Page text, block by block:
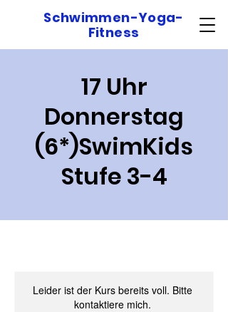
Schwimmen-Yoga-
Fitness
17 Uhr
Donnerstag
(6*)SwimKids
Stufe 3-4
Leider ist der Kurs bereits voll. Bitte
kontaktiere mich.